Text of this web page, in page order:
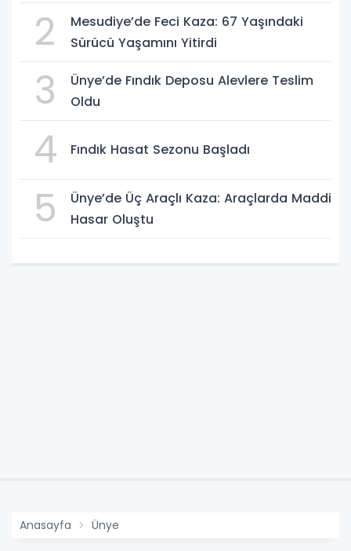
2
Mesudiye’de Feci Kaza: 67 Yaşındaki
Sürücü Yaşamını Yitirdi
3
Ünye’de Fındık Deposu Alevlere Teslim
Oldu
4 Fındık Hasat Sezonu Başladı
5
Ünye’de Üç Araçlı Kaza: Araçlarda Maddi
Hasar Oluştu
Anasayfa Ünye